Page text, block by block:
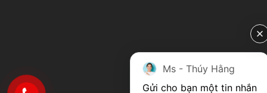
Ms - Thúy Hằng
Gửi cho bạn một tin nhắn